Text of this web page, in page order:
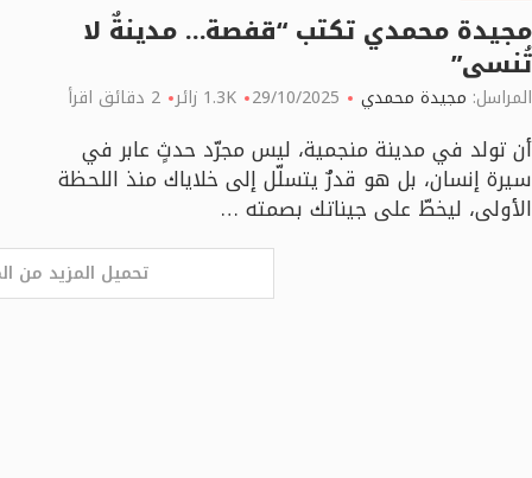
مجيدة محمدي تكتب “قفصة… مدينةٌ لا
تُنسى”
المراسل: مجيدة محمدي 29/10/2025 1.3K زائر 2 دقائق اقرأ
أن تولد في مدينة منجمية، ليس مجرّد حدثٍ عابر في
سيرة إنسان، بل هو قدرٌ يتسلّل إلى خلاياك منذ اللحظة
الأولى، ليخطّ على جيناتك بصمته …
تحميل المزيد من